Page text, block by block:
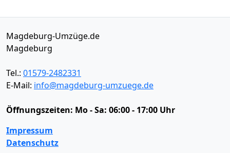
Magdeburg-Umzüge.de
Magdeburg
Tel.: 01579-2482331
E-Mail: info@magdeburg-umzuege.de
Öffnungszeiten: Mo - Sa: 06:00 - 17:00 Uhr
Impressum
Datenschutz